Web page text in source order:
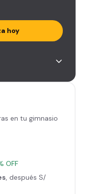
hoy
los gimnasios de
-
discos y barras
profesores -
plan de
de
en tu gimnasio
OFF
, después S/